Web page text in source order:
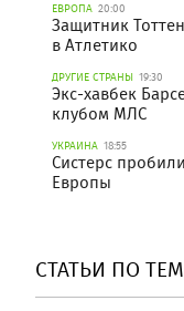
ЕВРОПА 20:00
Защитник
в Атлетико
ДРУГИЕ СТРАНЫ 19:30
Экс-хавбек
клубом МЛС
УКРАИНА 18:55
Систерс
Европы
СТАТЬИ ПО